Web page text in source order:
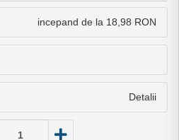
incepand de la 18,98 RON
Detalii